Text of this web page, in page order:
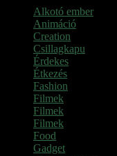
Alkotó ember
Animáció
Creation
Csillagkapu
Érdekes
Étkezés
Fashion
Filmek
Filmek
Filmek
Food
Gadget